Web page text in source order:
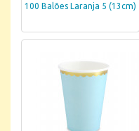
100 Balões Laranja 5 (13cm)